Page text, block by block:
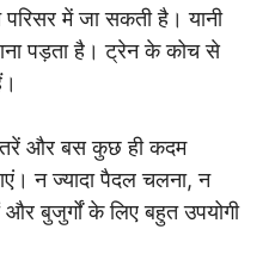
में जा सकती है। यानी
पड़ता है। ट्रेन के कोच से
और बस कुछ ही कदम
न ज्यादा पैदल चलना, न
बुजुर्गों के लिए बहुत उपयोगी